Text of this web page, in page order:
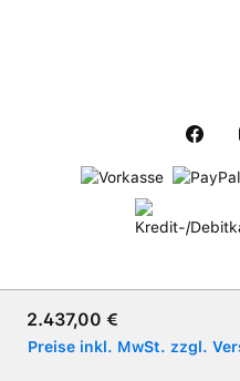
Verkaufspreis:
2.437,00 €
Preise inkl. MwSt. zzgl.